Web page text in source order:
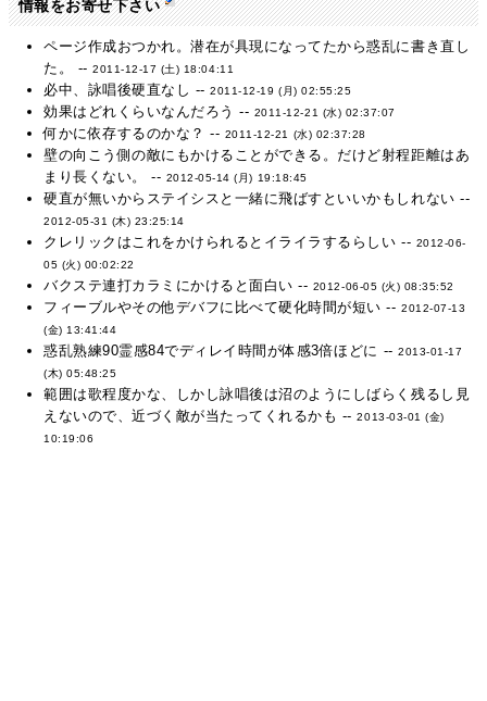
情報をお寄せ下さい
ページ作成おつかれ。潜在が具現になってたから惑乱に書き直し
た。 --2011-12-17 (土) 18:04:11
必中、詠唱後硬直なし --2011-12-19 (月) 02:55:25
効果はどれくらいなんだろう -- 2011-12-21 (水) 02:37:07
何かに依存するのかな？ -- 2011-12-21 (水) 02:37:28
壁の向こう側の敵にもかけることができる。だけど射程距離はあ
まり長くない。 -- 2012-05-14 (月) 19:18:45
硬直が無いからステイシスと一緒に飛ばすといいかもしれない --
2012-05-31 (木) 23:25:14
クレリックはこれをかけられるとイライラするらしい -- 2012-06-
05 (火) 00:02:22
バクステ連打カラミにかけると面白い -- 2012-06-05 (火) 08:35:52
フィーブルやその他デバフに比べて硬化時間が短い --2012-07-13
(金) 13:41:44
惑乱熟練90霊感84でディレイ時間が体感3倍ほどに --2013-01-17
(木) 05:48:25
範囲は歌程度かな、しかし詠唱後は沼のようにしばらく残るし見
えないので、近づく敵が当たってくれるかも --2013-03-01 (金)
10:19:06